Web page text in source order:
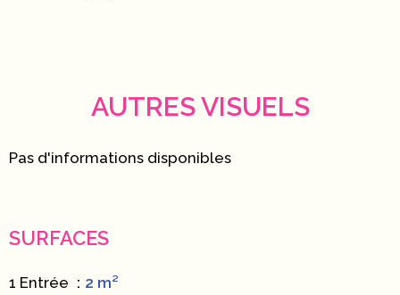
AUTRES VISUELS
Pas d'informations disponibles
SURFACES
1 Entrée 2 m²